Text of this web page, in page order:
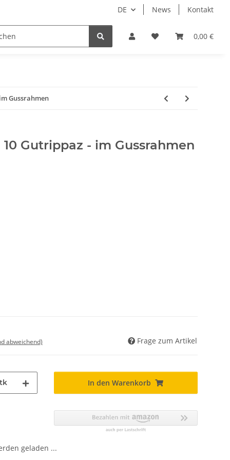
DE News Kontakt
0,00 €
Tabletop Zubehör Hersteller
Gussrahmen
Gutrippaz - im Gussrahmen
abweichend) Frage zum Artikel
In den Warenkorb
geladen ...